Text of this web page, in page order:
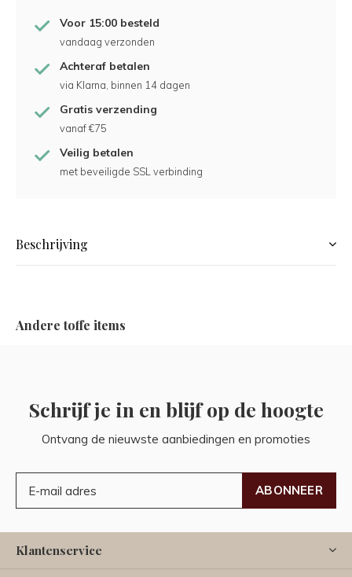
Voor 15:00 besteld
vandaag verzonden
Achteraf betalen
via Klarna, binnen 14 dagen
Gratis verzending
vanaf €75
Veilig betalen
met beveiligde SSL verbinding
Beschrijving
Andere toffe items
Schrijf je in en blijf op de hoogte
Ontvang de nieuwste aanbiedingen en promoties
ABONNEER
Klantenservice